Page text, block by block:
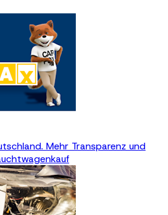
Mehr Transparenz und